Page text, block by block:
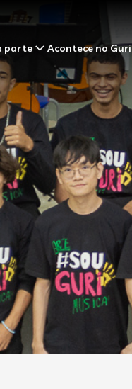
parte Acontece no Guri